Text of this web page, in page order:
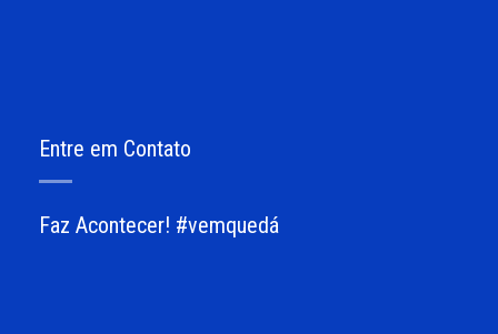
Entre em Contato
Faz Acontecer! #vemquedá